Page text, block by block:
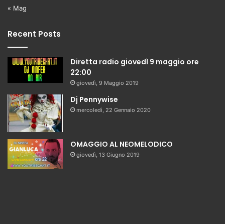
« Mag
Recent Posts
Diretta radio giovedì 9 maggio ore
22:00
giovedì, 9 Maggio 2019
Dj Pennywise
mercoledì, 22 Gennaio 2020
OMAGGIO AL NEOMELODICO
giovedì, 13 Giugno 2019